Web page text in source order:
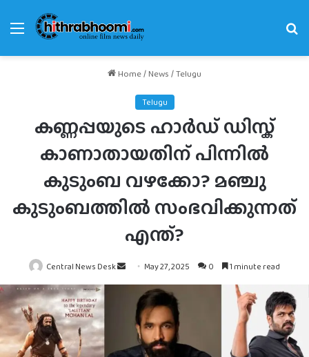
Menu
Home/News /Telugu
Telugu
കണ്ണപ്പയുടെ ഹാർഡ് ഡിസ്ക്
കാണാതായതിന് പിന്നിൽ
കുടുംബ വഴക്കോ? മഞ്ചു
കുടുംബത്തിൽ സംഭവിക്കുന്നത്
എന്ത്?
Central News Desk
Send
an
email
May 27, 2025 0 1 minute read